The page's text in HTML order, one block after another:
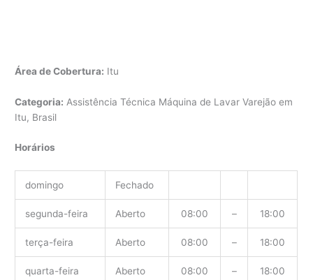
Área de Cobertura: Itu
Categoria: Assistência Técnica Máquina de Lavar Varejão em
Itu, Brasil
Horários
domingo Fechado
segunda-feira Aberto 08:00 – 18:00
terça-feira Aberto 08:00 – 18:00
quarta-feira Aberto 08:00 – 18:00